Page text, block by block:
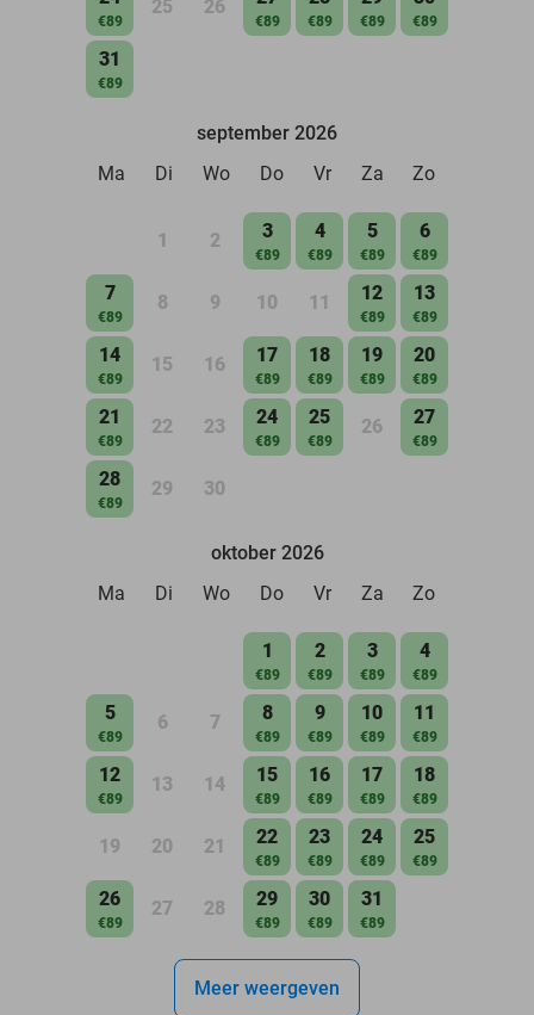
€89
25 26
€89 €89 €89 €89
31
€89
september 2026
Ma
Di Wo Do Vr Za Zo
1 2 3
€89
4
€89
5
€89
6
€89
7
€89
8 9 10 11 12
€89
13
€89
14
€89
15 16 17
€89
18
€89
19
€89
20
€89
21
€89
22 23 24
€89
25
€89
26 27
€89
28
€89
29 30
oktober 2026
Ma
Di Wo Do Vr Za Zo
1
€89
2
€89
3
€89
4
€89
5
€89
6 7 8
€89
9
€89
10
€89
11
€89
12
€89
13 14 15
€89
16
€89
17
€89
18
€89
19 20 21 22
€89
23
€89
24
€89
25
€89
26
€89
27 28 29
€89
30
€89
31
€89
Meer weergeven